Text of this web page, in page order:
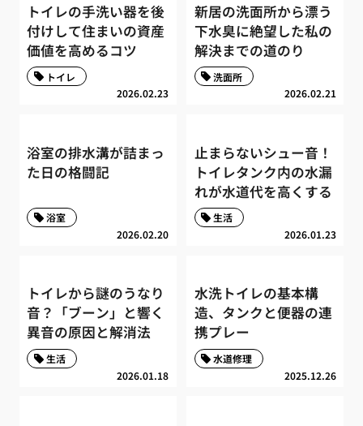
トイレの手洗い器を後
付けして住まいの資産
価値を高めるコツ
2026.02.23
トイレ
新居の洗面所から漂う
下水臭に絶望した私の
解決までの道のり
2026.02.21
洗面所
浴室の排水溝が詰まっ
た日の格闘記
2026.02.20
浴室
止まらないシュー音！
トイレタンク内の水漏
れが水道代を高くする
2026.01.23
生活
トイレから謎のうなり
音？「ブーン」と響く
異音の原因と解消法
2026.01.18
生活
水洗トイレの基本構
造、タンクと便器の連
携プレー
2025.12.26
水道修理